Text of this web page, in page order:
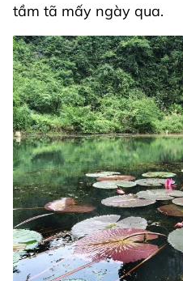
tầm tã mấy ngày qua.